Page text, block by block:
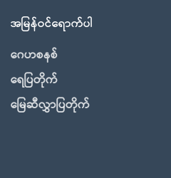
အမြန်ဝင်ရောက်ပါ
ဂေဟစနစ်
ရေပြတိုက်
မြေဆီလွှာပြတိုက်